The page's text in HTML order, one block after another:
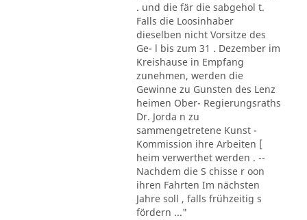
. und die fär die sabgehol t.
Falls die Loosinhaber
dieselben nicht Vorsitze des
Ge- l bis zum 31 . Dezember im
Kreishause in Empfang
zunehmen, werden die
Gewinne zu Gunsten des Lenz
heimen Ober- Regierungsraths
Dr. Jorda n zu
sammengetretene Kunst -
Kommission ihre Arbeiten [
heim verwerthet werden . --
Nachdem die S chisse r oon
ihren Fahrten Im nächsten
Jahre soll , falls frühzeitig s
fördern ..."